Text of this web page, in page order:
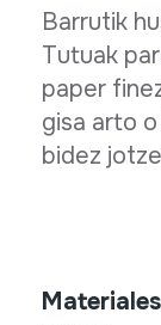
Barrutik
Tutuak
paper
gisa arto
bidez